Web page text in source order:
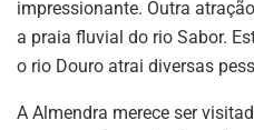
impressionante. Outra
a praia fluvial do rio Sabor.
o rio Douro atrai diversas
A Almendra merece ser